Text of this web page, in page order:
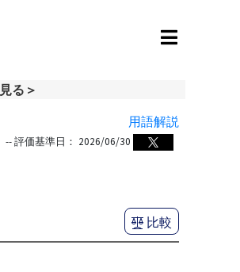
る＞
用語解説
-- 評価基準日： 2026/06/30
比較